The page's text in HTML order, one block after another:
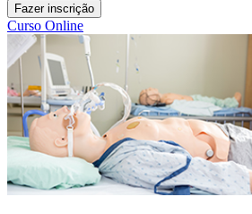
Fazer inscrição
Curso Online